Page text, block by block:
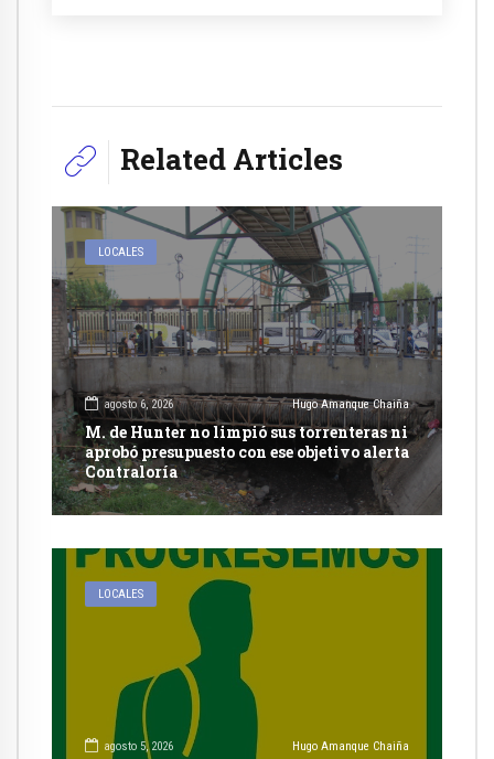
Related Articles
LOCALES
agosto 6, 2026 Hugo Amanque Chaiña
M. de Hunter no limpió sus torrenteras ni
aprobó presupuesto con ese objetivo alerta
Contraloría
LOCALES
agosto 5, 2026 Hugo Amanque Chaiña